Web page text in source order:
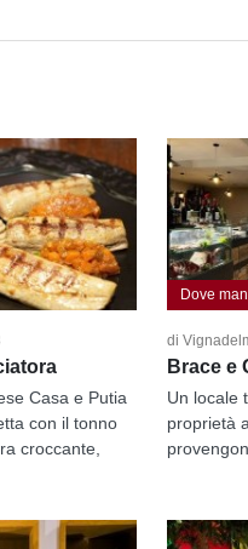
Casa e Putia
con il tonno
croccante,
Dove
di
Brace e
Un locale
proprietà